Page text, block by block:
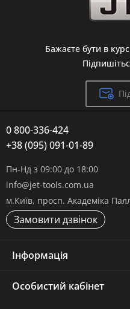
Бажаєте бути в
0 800-336-424
+38 (095) 091-01-89
Пн-Нд з 09:00 до 18:00
info@jet-tools.com.ua
м.Київ, просп. Академіка
Замовити дзвінок
Інформація
Особистий кабінет